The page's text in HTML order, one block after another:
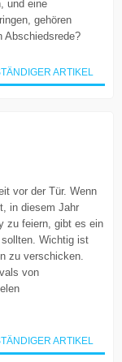
und eine
gehören
Abschiedsrede?
ARTIKEL
vor der Tür. Wenn
in diesem Jahr
zu feiern, gibt es ein
Wichtig ist
zu verschicken.
von
ARTIKEL